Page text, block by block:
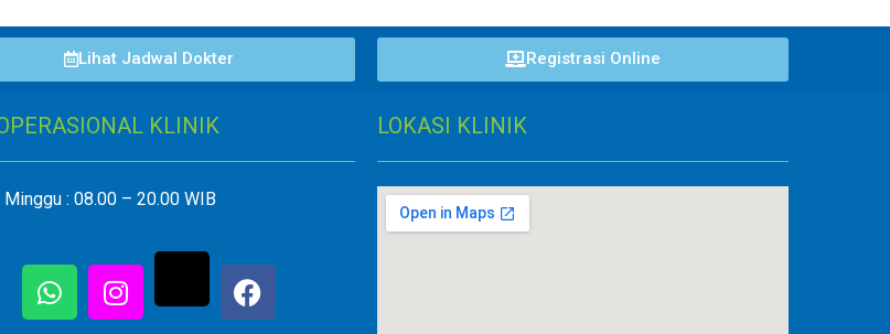
Lihat Jadwal Dokter Registrasi Online
KLINIK
: 08.00 – 20.00 WIB
LOKASI KLINIK